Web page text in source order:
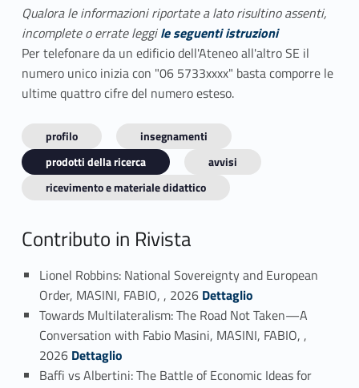
Qualora le informazioni riportate a lato risultino assenti,
incomplete o errate leggile seguenti istruzioni
Per telefonare da un edificio dell'Ateneo all'altro SE il
numero unico inizia con "06 5733xxxx" basta comporre le
ultime quattro cifre del numero esteso.
profilo
insegnamenti
prodotti della ricerca
avvisi
ricevimento e materiale didattico
Contributo in Rivista
Lionel Robbins: National Sovereignty and European
Order, MASINI, FABIO, , 2026 Link identifier #identifier_person_123445-1Dettaglio
Towards Multilateralism: The Road Not Taken—A
Conversation with Fabio Masini, MASINI, FABIO, ,
2026 Link identifier #identifier_person_105122-2Dettaglio
Baffi vs Albertini: The Battle of Economic Ideas for